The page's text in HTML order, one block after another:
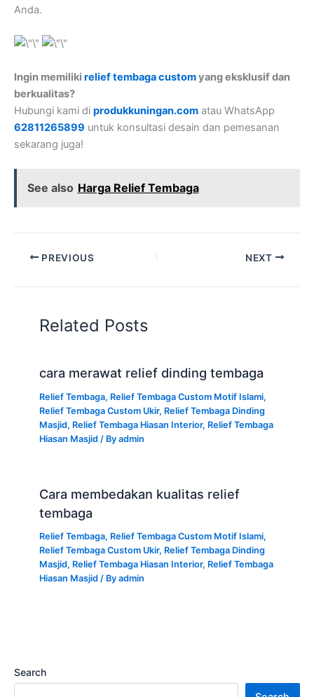
Anda.
Ingin memiliki relief tembaga customyang eksklusif dan
berkualitas?
Hubungi kami di produkkuningan.com atau WhatsApp
62811265899 untuk konsultasi desain dan pemesanan
sekarang juga!
See also Harga Relief Tembaga
PREVIOUS NEXT
Related Posts
cara merawat relief dinding tembaga
Relief Tembaga, Relief Tembaga Custom Motif Islami,
Relief Tembaga Custom Ukir, Relief Tembaga Dinding
Masjid, Relief Tembaga Hiasan Interior, Relief Tembaga
Hiasan Masjid / Byadmin
Cara membedakan kualitas relief
tembaga
Relief Tembaga, Relief Tembaga Custom Motif Islami,
Relief Tembaga Custom Ukir, Relief Tembaga Dinding
Masjid, Relief Tembaga Hiasan Interior, Relief Tembaga
Hiasan Masjid / Byadmin
Search